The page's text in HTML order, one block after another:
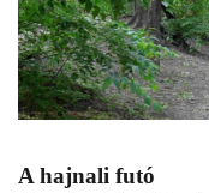
A hajnali futó